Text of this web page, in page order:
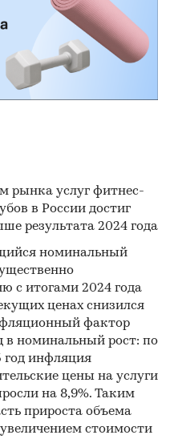
премиального
усиливаются
и
где важную роль
но и пространство,
образом, рынок
сформирована и
вокруг
и сервиса.
женщины 25-50
окружения,
форматы нагрузки,
Дополнительно
группы:
и качество
аудитория,
к мягкому фитнесу и
рынка услуг фитнес-
в России достиг
результата 2024 года
номинальный
с итогами 2024 года
ценах снизился
фактор
в номинальный рост: по
год инфляция
цены на услуги
на 8,9%. Таким
прироста объема
стоимости